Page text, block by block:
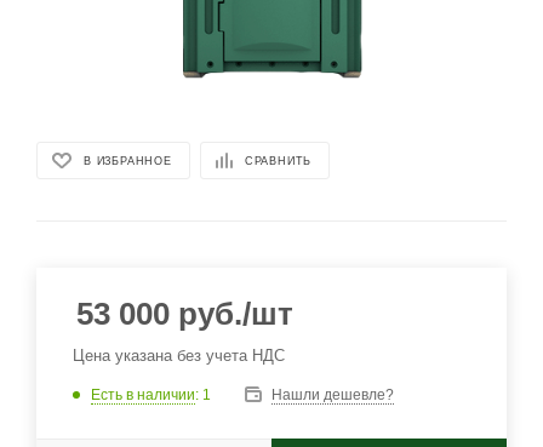
В ИЗБРАННОЕ СРАВНИТЬ
53 000 руб./шт
Цена указана без учета НДС
Есть в наличии: 1 Нашли дешевле?